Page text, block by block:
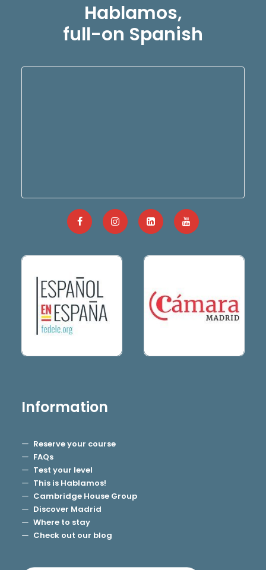
Hablamos,
full-on Spanish
Information
Reserve your course
FAQs
Test your level
This is Hablamos!
Cambridge House Group
Discover Madrid
Where to stay
Check out our blog